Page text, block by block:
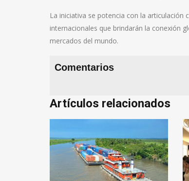
La iniciativa se potencia con la articulación
internacionales que brindarán la conexión
mercados del mundo.
Comentarios
Artículos relacionados